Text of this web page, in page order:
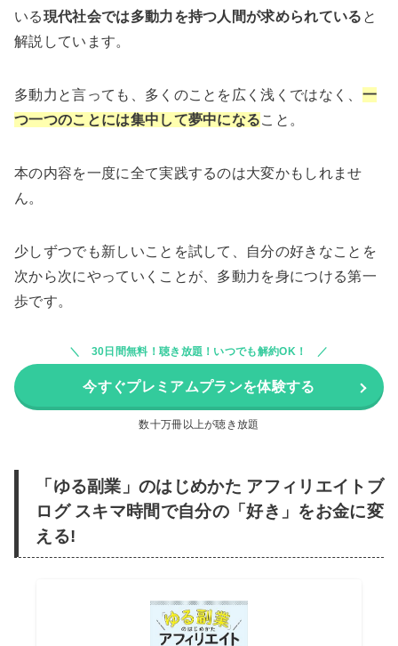
いる現代社会では多動力を持つ人間が求められている と
解説しています。
多動力と言っても、多くのことを広く浅くではなく、 一
つ一つのことには集中して夢中になること。
本の内容を一度に全て実践するのは大変かもしれませ
ん。
少しずつでも新しいことを試して、自分の好きなことを
次から次にやっていくことが、多動力を身につける第一
歩です。
30日間無料！聴き放題！いつでも解約OK！
今すぐプレミアムプランを体験する
数十万冊以上が聴き放題
「ゆる副業」のはじめかた アフィリエイトブ
ログ スキマ時間で自分の「好き」をお金に変
える!